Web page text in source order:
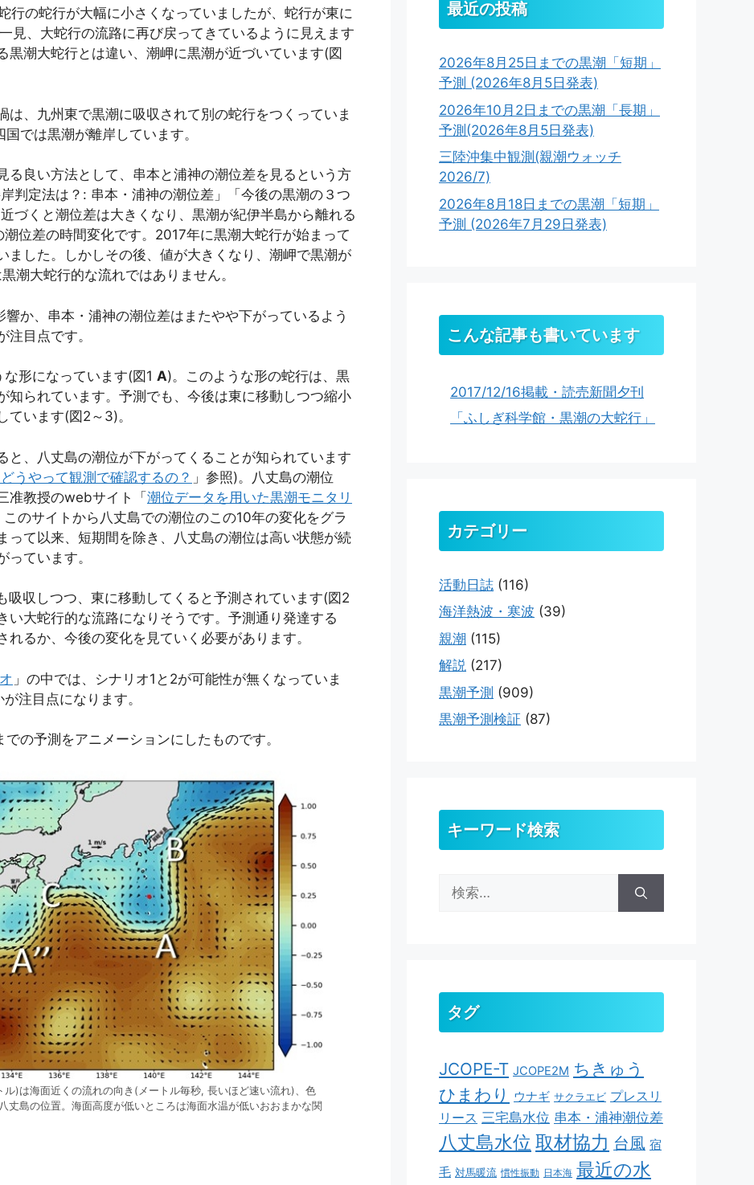
行の蛇行が大幅に小さくなっていましたが、蛇行が東に
見、大蛇行の流路に再び戻ってきているように見えます
黒潮大蛇行とは違い、潮岬に黒潮が近づいています(図
、九州東で黒潮に吸収されて別の蛇行をつくっていま
では黒潮が離岸しています。
る良い方法として、串本と浦神の潮位差を見るという方
判定法は？: 串本・浦神の潮位差」「今後の黒潮の３つ
づくと潮位差は大きくなり、黒潮が紀伊半島から離れる
位差の時間変化です。2017年に黒潮大蛇行が始まって
ました。しかしその後、値が大きくなり、潮岬で黒潮が
潮大蛇行的な流れではありません。
響か、串本・浦神の潮位差はまたやや下がっているよう
目点です。
形になっています(図1 A)。このような形の蛇行は、黒
知られています。予測でも、今後は東に移動しつつ縮小
ています(図2～3)。
と、八丈島の潮位が下がってくることが知られています
うやって観測で確認するの？ 」参照)。八丈島の潮位
准教授のwebサイト「潮位データを用いた黒潮モニタリ
のサイトから八丈島での潮位のこの10年の変化をグラ
って以来、短期間を除き、八丈島の潮位は高い状態が続
ています。
吸収しつつ、東に移動してくると予測されています(図2
い大蛇行的な流路になりそうです。予測通り発達する
るか、今後の変化を見ていく必要があります。
」の中では、シナリオ1と2が可能性が無くなっていま
注目点になります。
の予測をアニメーションにしたものです。
)は海面近くの流れの向き(メートル毎秒, 長いほど速い流れ)、色
丈島の位置。海面高度が低いところは海面水温が低いおおまかな関
最近の投稿
2026年8月25日までの黒潮「短期」
予測 (2026年8月5日発表)
2026年10月2日までの黒潮「長期」
予測(2026年8月5日発表)
三陸沖集中観測(親潮ウォッチ
2026/7)
2026年8月18日までの黒潮「短期」
予測 (2026年7月29日発表)
こんな記事も書いています
2017/12/16掲載・読売新聞夕刊
「ふしぎ科学館・黒潮の大蛇行」
カテゴリー
活動日誌 (116)
海洋熱波・寒波 (39)
親潮 (115)
解説 (217)
黒潮予測 (909)
黒潮予測検証 (87)
キーワード検索
索:
タグ
JCOPE-T JCOPE2M ちきゅう
ひまわり
ウナギ サクラエビ プレスリ
リース 三宅島水位 串本・浦神潮位差
八丈島水位 取材協力 台風 宿
毛 対馬暖流 慣性振動 日本海 最近の水